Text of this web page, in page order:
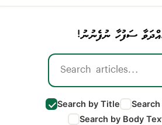
ސަފުހާ ނުފެނުނު!
Search by Title
Search by Body